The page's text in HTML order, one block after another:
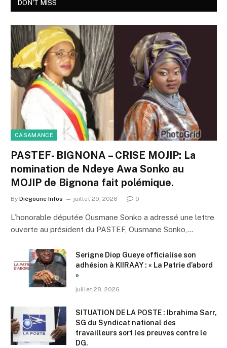
DON'T MISS
CASAMANCE
PASTEF- BIGNONA – CRISE MOJIP: La
nomination de Ndeye Awa Sonko au
MOJIP de Bignona fait polémique.
By Diégoune Infos juillet 29, 2026 0
L’honorable députée Ousmane Sonko a adressé une lettre
ouverte au président du PASTEF, Ousmane Sonko,…
Serigne Diop Gueye officialise son
adhésion à KIIRAAY : « La Patrie d’abord
»
juillet 28, 2026
SITUATION DE LA POSTE : Ibrahima Sarr,
SG du Syndicat national des
travailleurs sort les preuves contre le
DG.